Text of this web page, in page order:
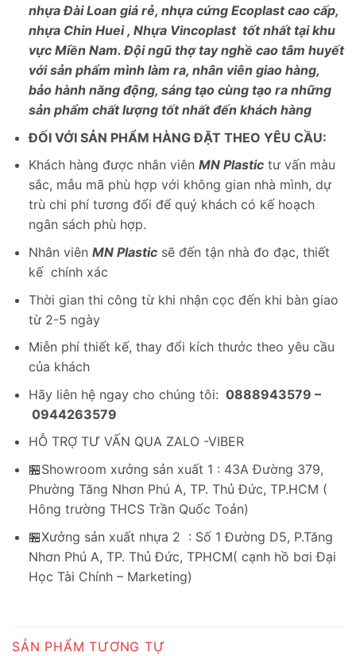
nhựa Đài Loan giá rẻ, nhựa cứng Ecoplast cao cấp,
nhựa Chin Huei , Nhựa Vincoplast tốt nhất tại khu
vực Miền Nam. Đội ngũ thợ tay nghề cao tâm huyết
với sản phẩm mình làm ra, nhân viên giao hàng,
bảo hành năng động, sáng tạo cùng tạo ra những
sản phẩm chất lượng tốt nhất đến khách hàng
ĐỐI VỚI SẢN PHẨM HÀNG ĐẶT THEO YÊU CẦU:
Khách hàng được nhân viên MN Plastictư vấn màu
sắc, mẫu mã phù hợp với không gian nhà mình, dự
trù chi phí tương đối để quý khách có kế hoạch
ngân sách phù hợp.
Nhân viên MN Plasticsẽ đến tận nhà đo đạc, thiết
kế chính xác
Thời gian thi công từ khi nhận cọc đến khi bàn giao
từ 2-5 ngày
Miễn phí thiết kế, thay đổi kích thước theo yêu cầu
của khách
Hãy liên hệ ngay cho chúng tôi: 0888943579 –
0944263579
HỖ TRỢ TƯ VẤN QUA ZALO -VIBER
🏪Showroom xưởng sản xuất 1 : 43A Đường 379,
Phường Tăng Nhơn Phú A, TP. Thủ Đức, TP.HCM (
Hông trường THCS Trần Quốc Toản)
🏪Xưởng sản xuất nhựa 2 : Số 1 Đường D5, P.Tăng
Nhơn Phú A, TP. Thủ Đức, TPHCM( cạnh hồ bơi Đại
Học Tài Chính – Marketing)
SẢN PHẨM TƯƠNG TỰ